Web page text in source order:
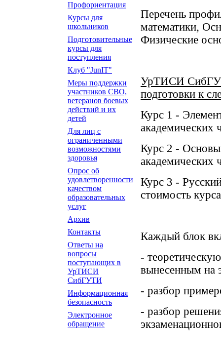
Профориентация
Курсы для
школьников
Подготовительные
курсы для
поступления
Клуб "JunIT"
Меры поддержки
участников СВО,
ветеранов боевых
действий и их
детей
Для лиц с
ограниченными
возможностями
здоровья
Опрос об
удовлетворенности
качеством
образовательных
услуг
Архив
Контакты
Ответы на
вопросы
поступающих в
УрТИСИ
СибГУТИ
Информационная
безопасность
Электронное
обращение
Перечень
математики,
Физические
УрТИСИ
подготовки к
Курс 1 -
академических
Курс 2 -
академических
Курс 3 -
стоимость
Каждый блок
-
вынесенным на
- разбор
- разбор